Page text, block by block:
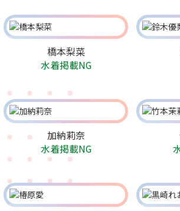
橋本梨菜
水着掲載NG
加納莉奈
水着掲載NG